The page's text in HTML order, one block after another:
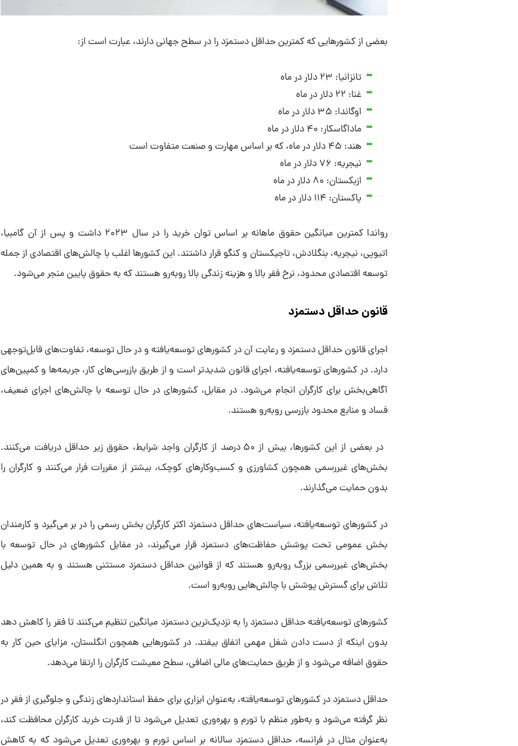
بعضی از کشورهایی که کمترین حداقل دستمزد را در سطح جهانی دارند، عبارت است از:
تانزانیا: ۲۳ دلار در ماه
غنا: ۲۲ دلار در ماه
اوگاندا: ۳۵ دلار در ماه
ماداگاسکار: ۴۰ دلار در ماه
هند: ۴۵ دلار در ماه، که بر اساس مهارت و صنعت متفاوت است
نیجریه: ۷۶ دلار در ماه
ازبکستان: ۸۰ دلار در ماه
پاکستان: ۱۱۴ دلار در ماه
رواندا کمترین میانگین حقوق ماهانه بر اساس توان خرید را در سال ۲۰۲۳ داشت و پس از آن گامبیا،
اتیوپی، نیجریه، بنگلادش، تاجیکستان و کنگو قرار داشتند. این کشورها اغلب با چالش‌های اقتصادی از جمله
توسعه اقتصادی محدود، نرخ فقر بالا و هزینه زندگی بالا روبه‌رو هستند که به حقوق پایین منجر می‌شود.
قانون حداقل دستمزد
اجرای قانون حداقل دستمزد و رعایت آن در کشورهای توسعه‌یافته و در حال توسعه، تفاوت‌های قابل‌توجهی
دارد. در کشورهای توسعه‌یافته، اجرای قانون شدیدتر است و از طریق بازرسی‌های کار، جریمه‌ها و کمپین‌های
آگاهی‌بخش برای کارگران انجام می‌شود. در مقابل، کشورهای در حال توسعه با چالش‌های اجرای ضعیف،
فساد و منابع محدود بازرسی روبه‌رو هستند.
در بعضی از این کشورها، بیش از ۵۰ درصد از کارگران واجد شرایط، حقوق زیر حداقل دریافت می‌کنند.
بخش‌های غیررسمی همچون کشاورزی و کسب‌وکارهای کوچک، بیشتر از مقررات فرار می‌کنند و کارگران را
بدون حمایت می‌گذارند.
در کشورهای توسعه‌یافته، سیاست‌های حداقل دستمزد اکثر کارگران بخش رسمی را در بر می‌گیرد و کارمندان
بخش عمومی تحت پوشش حفاظت‌های دستمزد قرار می‌گیرند، در مقابل کشورهای در حال توسعه با
بخش‌های غیررسمی بزرگ روبه‌رو هستند که از قوانین حداقل دستمزد مستثنی هستند و به همین دلیل
تلاش برای گسترش پوشش با چالش‌هایی روبه‌رو است.
کشورهای توسعه‌یافته حداقل دستمزد را به نزدیک‌ترین دستمزد میانگین تنظیم می‌کنند تا فقر را کاهش دهد
بدون اینکه از دست دادن شغل مهمی اتفاق بیفتد. در کشورهایی همچون انگلستان، مزایای حین کار به
حقوق اضافه می‌شود و از طریق حمایت‌های مالی اضافی، سطح معیشت کارگران را ارتقا می‌دهد.
حداقل دستمزد در کشورهای توسعه‌یافته، به‌عنوان ابزاری برای حفظ استانداردهای زندگی و جلوگیری از فقر در
نظر گرفته می‌شود و به‌طور منظم با تورم و بهره‌وری تعدیل می‌شود تا از قدرت خرید کارگران محافظت کند،
به‌عنوان مثال در فرانسه، حداقل دستمزد سالانه بر اساس تورم و بهره‌وری تعدیل می‌شود که به کاهش